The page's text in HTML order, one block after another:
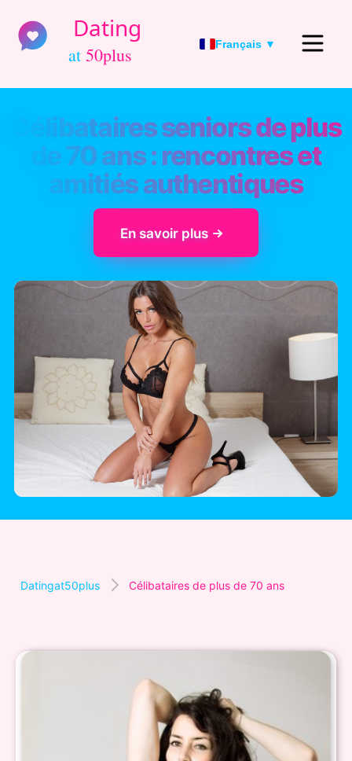
Français ▼
Célibataires seniors de plus
de 70 ans : rencontres et
amitiés authentiques
En savoir plus
Datingat50plus Célibataires de plus de 70 ans